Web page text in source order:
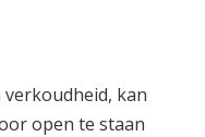
verkoudheid, kan
open te staan